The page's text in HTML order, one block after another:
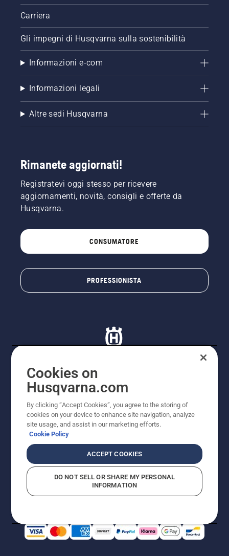
Carriera
Gli impegni di Husqvarna sulla sostenibilità
Informazioni e-com
Informazioni legali
Altre sedi Husqvarna
Rimanete aggiornati!
Registratevi oggi stesso per ricevere
aggiornamenti, novità, consigli e offerte da
Husqvarna.
CONSUMATORE
PROFESSIONISTA
© Husqvarna AB (publ). Tutti i diritti riservati. I prezzi
Husqvarna Schweiz AG per i rivenditori specializzati
aderenti all’iniziativa, prezzi in CHF comprensivi di IVA
all’ 8,1% e TRA. Con riserva di modifica. Tutti i prezzi
indicati sono prezzi al dettaglio consigliati (IVA inclusa),
a meno che il prodotto non sia disponibile per l'acquisto
Informativa sui cookieTermini di utilizzo
Informativa sulla privacyRiferimentiCGVF Negozio online
Segnalazione di presunte violazioni
Cookies on
Husqvarna.com
By clicking “Accept Cookies”, you agree to the storing of
cookies on your device to enhance site navigation, analyze
site usage, and assist in our marketing efforts.
Cookie Policy
ACCEPT COOKIES
DO NOT SELL OR SHARE MY PERSONAL
INFORMATION